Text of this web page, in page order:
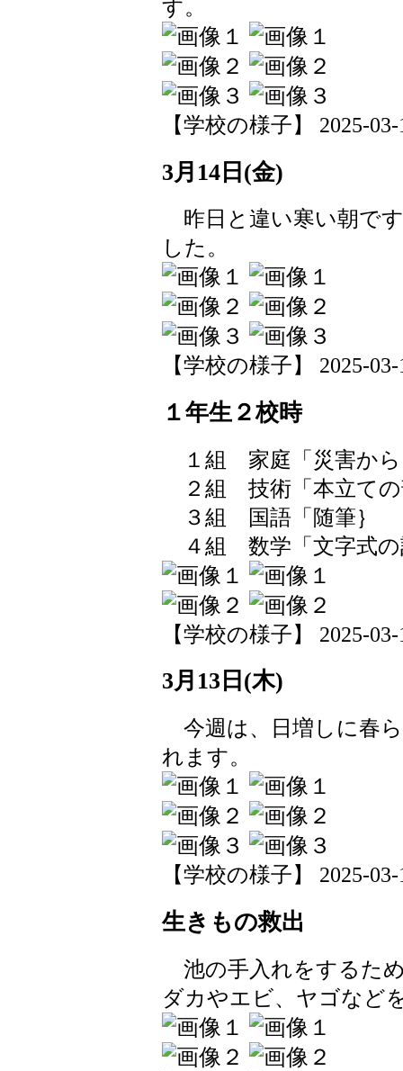
す。
【学校の様子】 2025-
3月14日(金)
昨日と違い寒い朝で
した。
【学校の様子】 2025-
１年生２校時
１組 家庭「災害から
２組 技術「本立ての
３組 国語「随筆｝
４組 数学「文字式の
【学校の様子】 2025-
3月13日(木)
今週は、日増しに春
れます。
【学校の様子】 2025-
生きもの救出
池の手入れをするた
ダカやエビ、ヤゴなど